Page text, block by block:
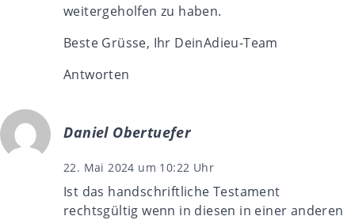
weitergeholfen zu haben.
Beste Grüsse, Ihr DeinAdieu-Team
Antworten
Daniel Obertuefer
22. Mai 2024 um 10:22 Uhr
Ist das handschriftliche Testament
rechtsgültig wenn in diesen in einer anderen